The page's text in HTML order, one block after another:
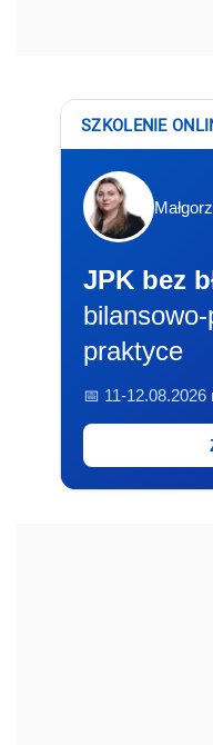
SZKOLENIE
JPK bez
praktyce
📅 11-12.08.2026